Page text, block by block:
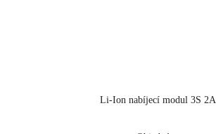
Li-Ion nabíjecí modul 3S 2A